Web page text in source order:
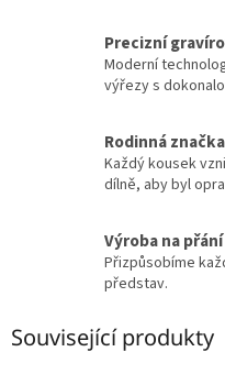
Precizní
Moderní
výřezy s
Rodinná
Každý kousek
dílně, aby byl
Výroba na přání
Přizpůsobíme
představ.
Související produkty